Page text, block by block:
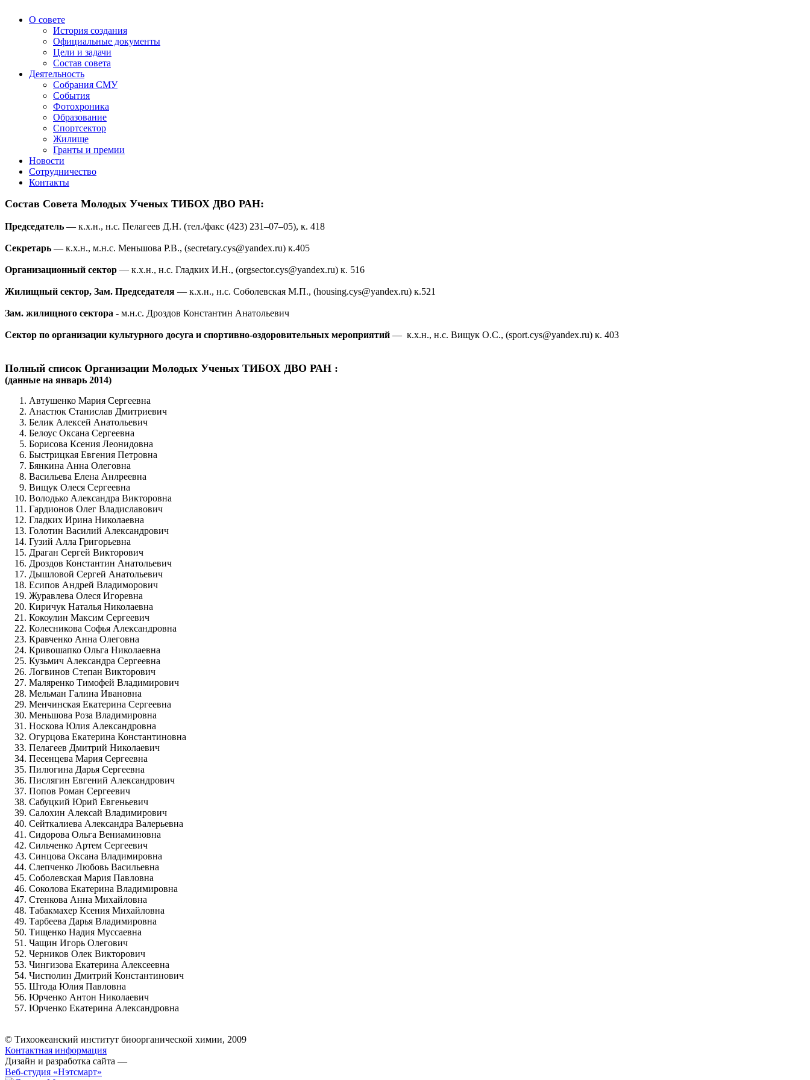
О совете
История создания
Официальные документы
Цели и задачи
Состав совета
Деятельность
Собрания СМУ
События
Фотохроника
Образование
Спортсектор
Жилище
Гранты и премии
Новости
Сотрудничество
Контакты
Состав Совета Молодых Ученых ТИБОХ ДВО РАН:
Председатель — к.х.н., н.с. Пелагеев Д.Н. (тел./факс (423) 231–07–05), к. 418
Секретарь — к.х.н., м.н.с. Меньшова Р.В., (secretary.cys@yandex.ru) к.405
Организационный сектор — к.х.н., н.с. Гладких И.Н., (orgsector.cys@yandex.ru) к. 516
Жилищный сектор, Зам. Председателя — к.х.н., н.с. Соболевская М.П., (housing.cys@yandex.ru) к.521
Зам. жилищного сектора - м.н.с. Дроздов Константин Анатольевич
Сектор по организации культурного досуга и спортивно-оздоровительных мероприятий — к.х.н., н.с. Вищук О.С., (sport.cys@yandex.ru) к. 403
Полный список Организации Молодых Ученых ТИБОХ ДВО РАН :
(данные на январь 2014)
Автушенко Мария Сергеевна
Анастюк Станислав Дмитриевич
Белик Алексей Анатольевич
Белоус Оксана Сергеевна
Борисова Ксения Леонидовна
Быстрицкая Евгения Петровна
Бянкина Анна Олеговна
Васильева Елена Анлреевна
Вищук Олеся Сергеевна
Володько Александра Викторовна
Гардионов Олег Владиславович
Гладких Ирина Николаевна
Голотин Василий Александрович
Гузий Алла Григорьевна
Драган Сергей Викторович
Дроздов Константин Анатольевич
Дышловой Сергей Анатольевич
Есипов Андрей Владиморович
Журавлева Олеся Игоревна
Киричук Наталья Николаевна
Кокоулин Максим Сергеевич
Колесникова Софья Александровна
Кравченко Анна Олеговна
Кривошапко Ольга Николаевна
Кузьмич Александра Сергеевна
Логвинов Степан Викторович
Маляренко Тимофей Владимирович
Мельман Галина Ивановна
Менчинская Екатерина Сергеевна
Меньшова Роза Владимировна
Носкова Юлия Александровна
Огурцова Екатерина Константиновна
Пелагеев Дмитрий Николаевич
Песенцева Мария Сергеевна
Пилюгина Дарья Сергеевна
Пислягин Евгений Александрович
Попов Роман Сергеевич
Сабуцкий Юрий Евгеньевич
Салохин Алексай Владимирович
Сейткалиева Александра Валерьевна
Сидорова Ольга Вениаминовна
Сильченко Артем Сергеевич
Синцова Оксана Владимировна
Слепченко Любовь Васильевна
Соболевская Мария Павловна
Соколова Екатерина Владимировна
Стенкова Анна Михайловна
Табакмахер Ксения Михайловна
Тарбеева Дарья Владимировна
Тищенко Надия Муссаевна
Чащин Игорь Олегович
Черников Олек Викторович
Чингизова Екатерина Алексеевна
Чистюлин Дмитрий Константинович
Штода Юлия Павловна
Юрченко Антон Николаевич
Юрченко Екатерина Александровна
© Тихоокеанский институт биоорганической химии, 2009
Контактная информация
Дизайн и разработка сайта —
Веб-студия «Нэтсмарт»